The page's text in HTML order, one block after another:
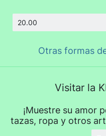
Otras formas
Visitar la
¡Muestre su amor
tazas, ropa y otros